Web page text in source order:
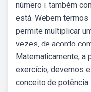
número i, também
está. Webem termos
permite multiplicar
vezes, de acordo
Matematicamente, a
exercício, devemos
conceito de